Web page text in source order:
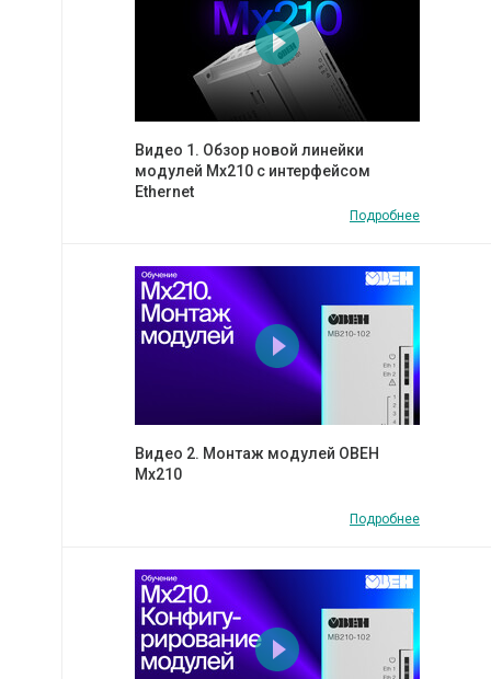
Видео 1. Обзор новой линейки
модулей Мх210 с интерфейсом
Ethernet
Подробнее
Видео 2. Монтаж модулей ОВЕН
Мх210
Подробнее